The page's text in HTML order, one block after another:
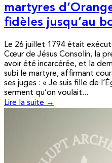
martyres
fidèles jusqu’au
Le 26 juillet 1794 était
Cœur de Jésus Consolin, la
avoir été incarcérée, et la
subi le martyre, affirmant
ses juges : « Je suis fille de
serment qu’on voulait...
Lire la suite →